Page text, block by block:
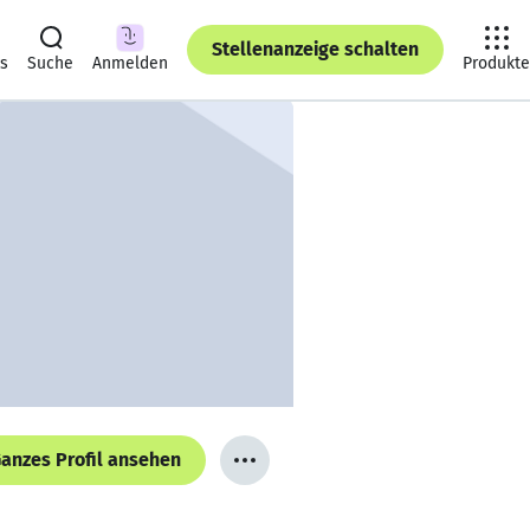
Suche Anmelden
Stellenanzeige schalten
Produkte
Profil ansehen